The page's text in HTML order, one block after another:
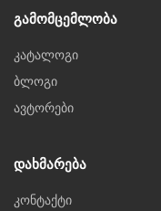
Გამომცემლობა
კატალოგი
ბლოგი
ავტორები
Დახმარება
კონტაქტი